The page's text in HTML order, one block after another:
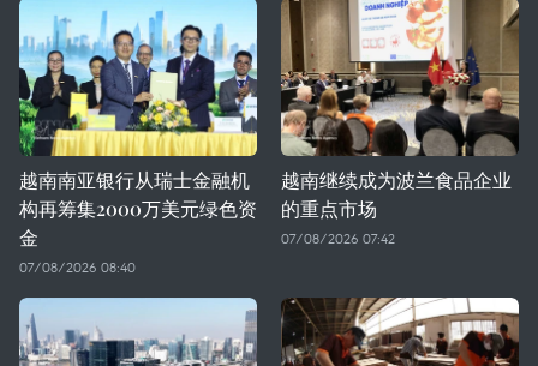
越南南亚银行从瑞士金融机
构再筹集2000万美元绿色资
金
07/08/2026 08:40
越南继续成为波兰食品企业
的重点市场
07/08/2026 07:42